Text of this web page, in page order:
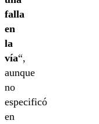
falla
en
la
vía“,
aunque
no
especificó
en